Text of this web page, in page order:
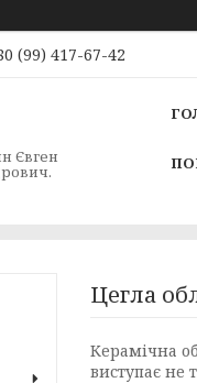
(99) 417-67-42
Євген
Цегла
Керамічна
виступає не